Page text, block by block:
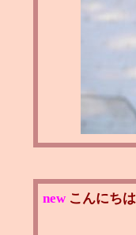
new こんにちは